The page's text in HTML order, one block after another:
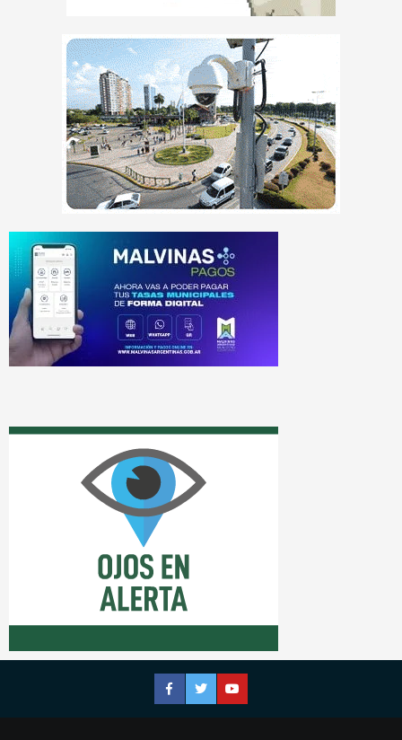
FacebookTwitterYouTube